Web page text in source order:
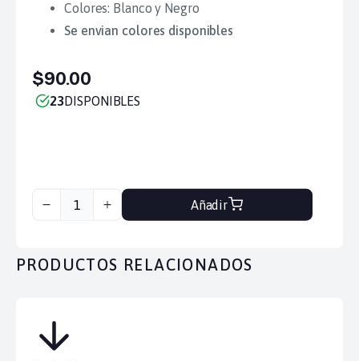
Colores: Blanco y Negro
Se envian colores disponibles
$90.00
23DISPONIBLES
Añadir
PRODUCTOS RELACIONADOS